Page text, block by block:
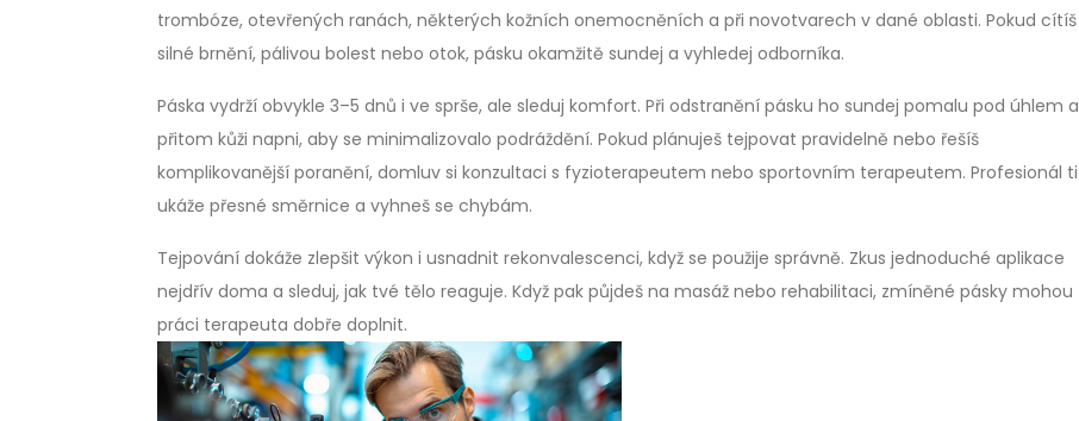
trombóze, otevřených ranách, některých kožních onemocněních a při novotvarech v dané oblasti. Pokud cítíš
silné brnění, pálivou bolest nebo otok, pásku okamžitě sundej a vyhledej odborníka.
Páska vydrží obvykle 3–5 dnů i ve sprše, ale sleduj komfort. Při odstranění pásku ho sundej pomalu pod úhlem a
přitom kůži napni, aby se minimalizovalo podráždění. Pokud plánuješ tejpovat pravidelně nebo řešíš
komplikovanější poranění, domluv si konzultaci s fyzioterapeutem nebo sportovním terapeutem. Profesionál ti
ukáže přesné směrnice a vyhneš se chybám.
Tejpování dokáže zlepšit výkon i usnadnit rekonvalescenci, když se použije správně. Zkus jednoduché aplikace
nejdřív doma a sleduj, jak tvé tělo reaguje. Když pak půjdeš na masáž nebo rehabilitaci, zmíněné pásky mohou
práci terapeuta dobře doplnit.